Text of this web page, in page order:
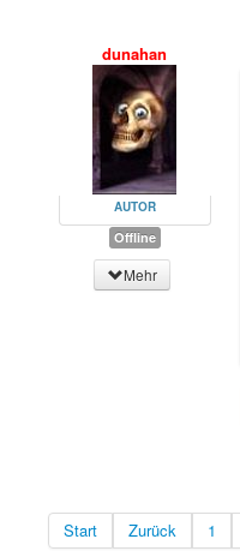
dunahan
AUTOR
Offline
Mehr
Start Zurück 1